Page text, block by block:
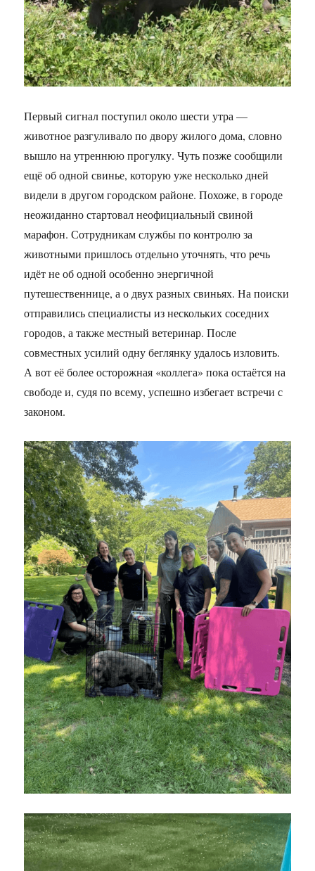
Первый сигнал поступил около шести утра —
животное разгуливало по двору жилого дома, словно
вышло на утреннюю прогулку. Чуть позже сообщили
ещё об одной свинье, которую уже несколько дней
видели в другом городском районе. Похоже, в городе
неожиданно стартовал неофициальный свиной
марафон. Сотрудникам службы по контролю за
животными пришлось отдельно уточнять, что речь
идёт не об одной особенно энергичной
путешественнице, а о двух разных свиньях. На поиски
отправились специалисты из нескольких соседних
городов, а также местный ветеринар. После
совместных усилий одну беглянку удалось изловить.
А вот её более осторожная «коллега» пока остаётся на
свободе и, судя по всему, успешно избегает встречи с
законом.